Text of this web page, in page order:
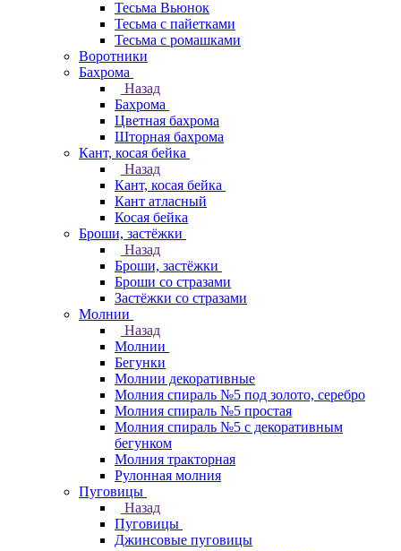
Тесьма Вьюнок
Тесьма с пайетками
Тесьма с ромашками
Воротники
Бахрома
Назад
Бахрома
Цветная бахрома
Шторная бахрома
Кант, косая бейка
Назад
Кант, косая бейка
Кант атласный
Косая бейка
Броши, застёжки
Назад
Броши, застёжки
Броши со стразами
Застёжки со стразами
Молнии
Назад
Молнии
Бегунки
Молнии декоративные
Молния спираль №5 под золото, серебро
Молния спираль №5 простая
Молния спираль №5 с декоративным
бегунком
Молния тракторная
Рулонная молния
Пуговицы
Назад
Пуговицы
Джинсовые пуговицы